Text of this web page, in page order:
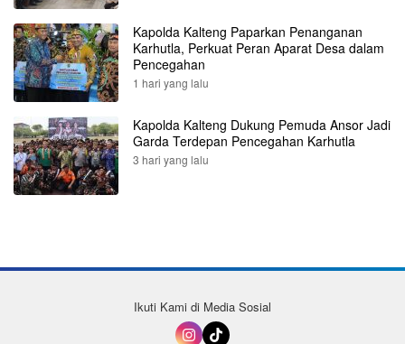
Kapolda Kalteng Paparkan Penanganan
Karhutla, Perkuat Peran Aparat Desa dalam
Pencegahan
1 hari yang lalu
Kapolda Kalteng Dukung Pemuda Ansor Jadi
Garda Terdepan Pencegahan Karhutla
3 hari yang lalu
Ikuti Kami di Media Sosial